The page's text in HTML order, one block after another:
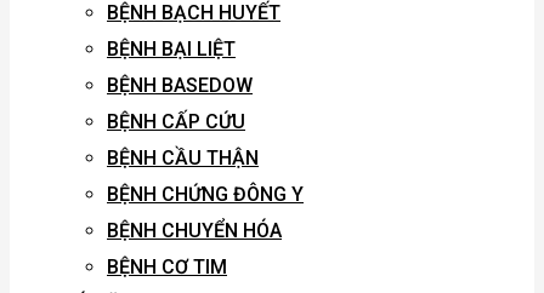
BỆNH BẠCH HUYẾT
BỆNH BẠI LIỆT
BỆNH BASEDOW
BỆNH CẤP CỨU
BỆNH CẦU THẬN
BỆNH CHỨNG ĐÔNG Y
BỆNH CHUYỂN HÓA
BỆNH CƠ TIM